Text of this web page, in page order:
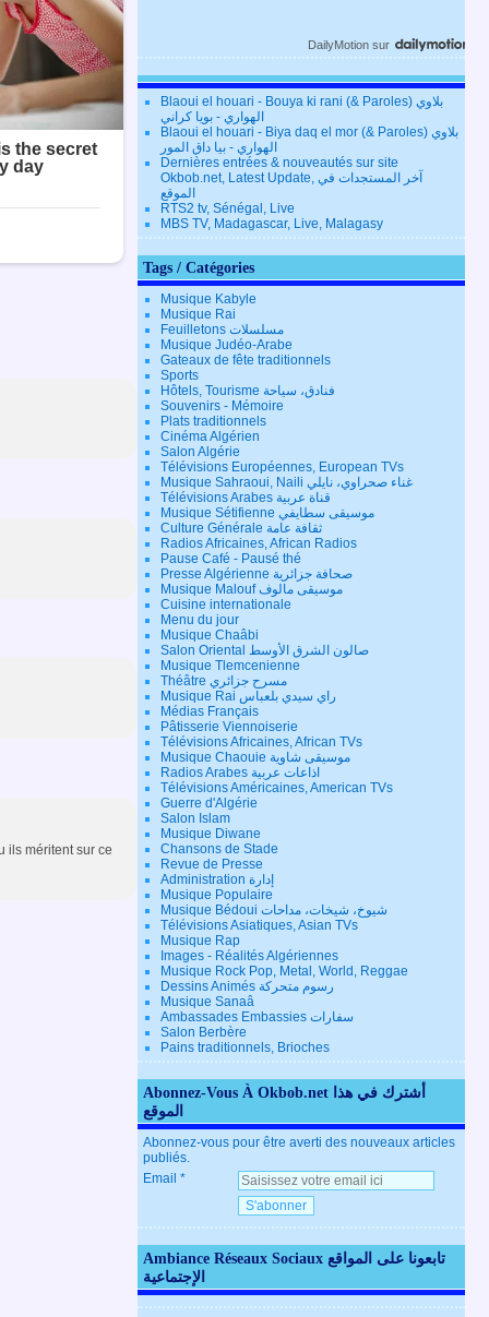
ils méritent sur ce
DailyMotion sur
Blaoui el houari - Bouya ki rani (& Paroles) بلاوي
الهواري - بويا كراني
Blaoui el houari - Biya daq el mor (& Paroles) بلاوي
الهواري - بيا داق المور
Dernières entrées & nouveautés sur site
Okbob.net, Latest Update, آخر المستجدات في
الموقع
RTS2 tv, Sénégal, Live
MBS TV, Madagascar, Live, Malagasy
Tags / Catégories
Musique Kabyle
Musique Rai
Feuilletons مسلسلات
Musique Judéo-Arabe
Gateaux de fête traditionnels
Sports
Hôtels, Tourisme فنادق، سياحة
Souvenirs - Mémoire
Plats traditionnels
Cinéma Algérien
Salon Algérie
Télévisions Européennes, European TVs
Musique Sahraoui, Naili غناء صحراوي، نايلي
Télévisions Arabes قناة عربية
Musique Sétifienne موسيقى سطايفي
Culture Générale ثقافة عامة
Radios Africaines, African Radios
Pause Café - Pausé thé
Presse Algérienne صحافة جزائرية
Musique Malouf موسيقى مالوف
Cuisine internationale
Menu du jour
Musique Chaâbi
Salon Oriental صالون الشرق الأوسط
Musique Tlemcenienne
Théâtre مسرح جزائري
Musique Rai راي سيدي بلعباس
Médias Français
Pâtisserie Viennoiserie
Télévisions Africaines, African TVs
Musique Chaouie موسيقى شاوية
Radios Arabes اذاعات عربية
Télévisions Américaines, American TVs
Guerre d'Algérie
Salon Islam
Musique Diwane
Chansons de Stade
Revue de Presse
Administration إدارة
Musique Populaire
Musique Bédoui شيوخ، شيخات، مداحات
Télévisions Asiatiques, Asian TVs
Musique Rap
Images - Réalités Algériennes
Musique Rock Pop, Metal, World, Reggae
Dessins Animés رسوم متحركة
Musique Sanaâ
Ambassades Embassies سفارات
Salon Berbère
Pains traditionnels, Brioches
Abonnez-Vous À Okbob.net أشترك في هذا
الموقع
Abonnez-vous pour être averti des nouveaux articles
publiés.
Email
Ambiance Réseaux Sociaux تابعونا على المواقع
الإجتماعية